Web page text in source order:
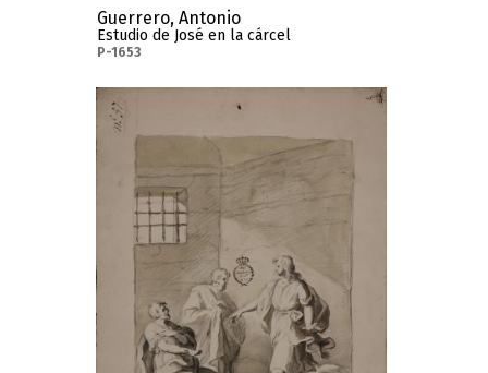
Guerrero, Antonio
Estudio de José en la cárcel
P-1653